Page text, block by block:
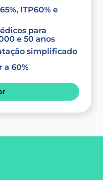
ITP60% e
para
e 50 anos
simplificado
a 60%